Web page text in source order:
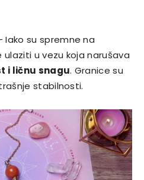
Iako su spremne na
u vezu koja narušava
i ličnu snagu. Granice su
stabilnosti.